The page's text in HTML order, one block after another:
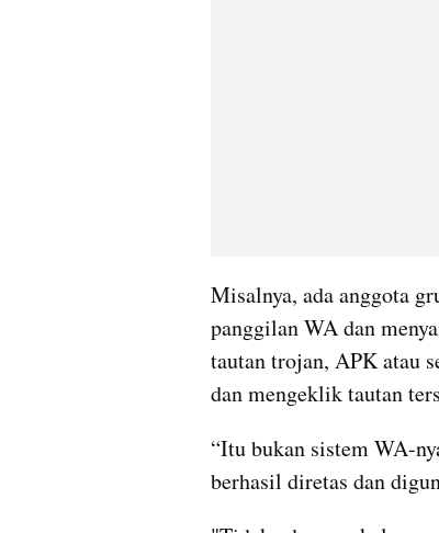
Misalnya, ada anggota
panggilan WA dan
tautan trojan, APK atau
dan mengeklik tautan
“Itu bukan sistem WA-
berhasil diretas dan